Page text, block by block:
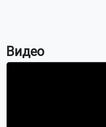
Видео